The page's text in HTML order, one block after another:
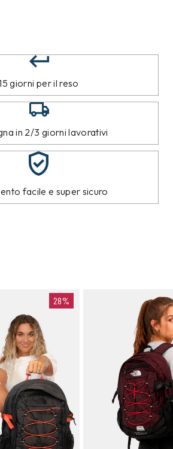
giorni per il reso
in 2/3 giorni lavorativi
facile e super sicuro
28%